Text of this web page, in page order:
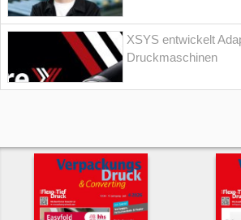
XSYS entwickelt
Druckmaschinen